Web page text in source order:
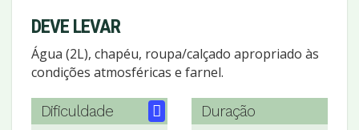
DEVE LEVAR
Água (2L), chapéu, roupa/calçado apropriado às
condições atmosféricas e farnel.
Dificuldade Duração